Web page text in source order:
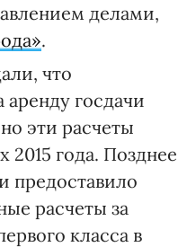
делами,
.
что
аренду госдачи
эти расчеты
2015 года. Позднее
предоставило
расчеты за
класса в